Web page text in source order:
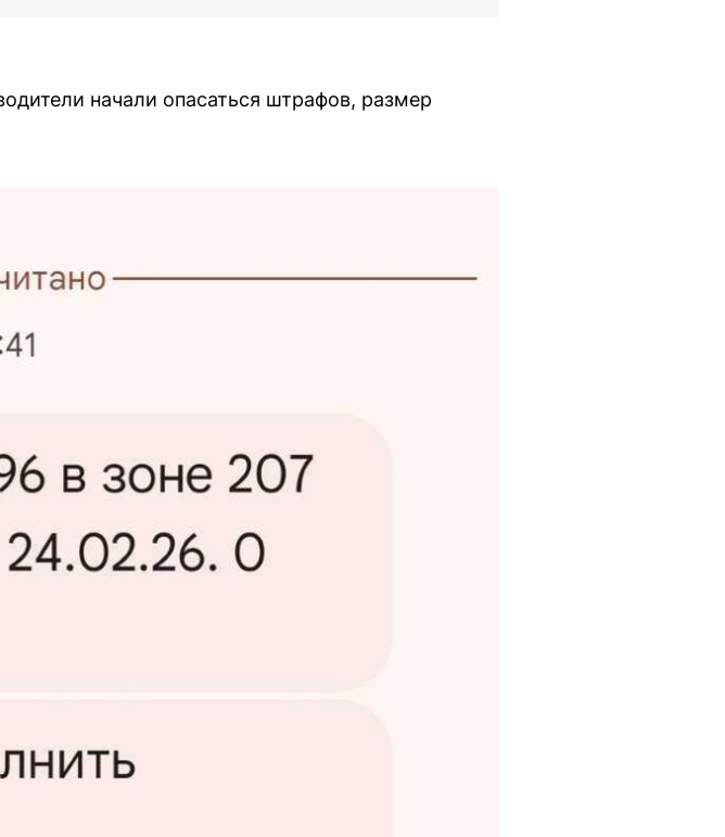
начали опасаться штрафов, размер